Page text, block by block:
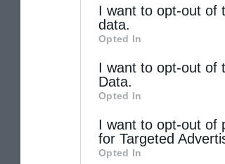
other third parties.
I want to opt-out of
data.
Opted In
I want to opt-out of
Data.
Opted In
I want to opt-out of
for Targeted
Opted In